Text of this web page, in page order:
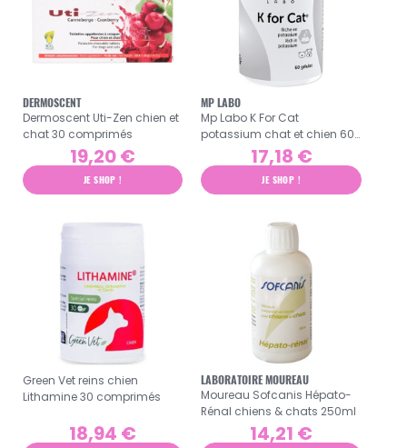
DERMOSCENT
Dermoscent Uti-Zen chien et
chat 30 comprimés
19,20 €
JE SHOP !
MP LABO
Mp Labo K For Cat
potassium chat et chien 60
17,18 €
JE SHOP !
Green Vet reins chien
Lithamine 30 comprimés
18,94 €
LABORATOIRE MOUREAU
Moureau Sofcanis Hépato-
Rénal chiens & chats 250ml
14,21 €